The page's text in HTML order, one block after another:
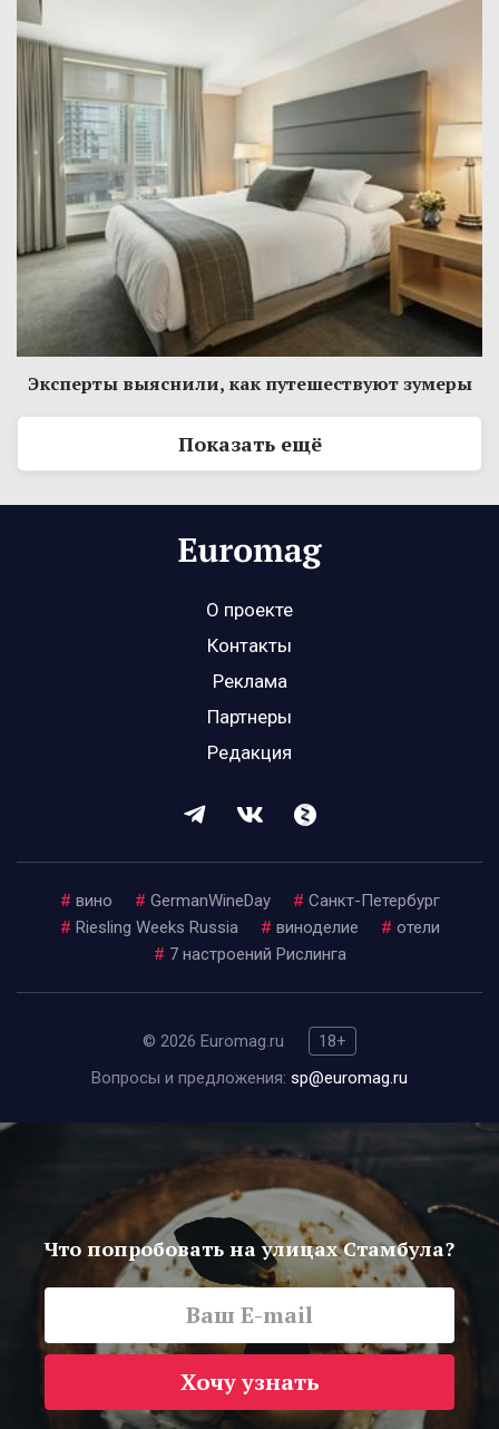
Эксперты выяснили, как путешествуют зумеры
Показать ещё
О проекте
Контакты
Реклама
Партнеры
Редакция
# вино # GermanWineDay # Санкт-Петербург
# Riesling Weeks Russia # виноделие # отели
# 7 настроений Рислинга
© 2026 Euromag.ru
18+
Вопросы и предложения: sp@euromag.ru
Что попробовать на улицах Стамбула?
Хочу узнать